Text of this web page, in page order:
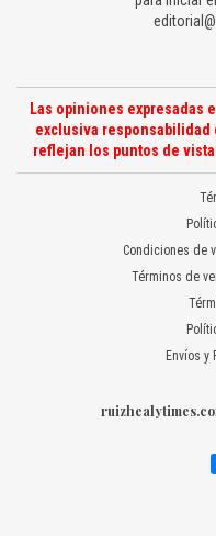
Las opiniones expresadas
exclusiva responsabilidad
reflejan los puntos de
Condiciones de
Términos de
Envíos y